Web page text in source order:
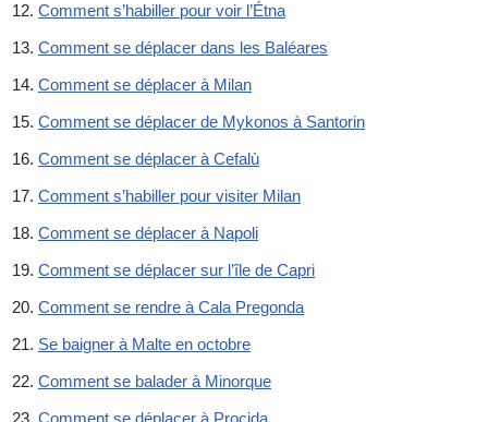
Comment s’habiller pour voir l’Étna
Comment se déplacer dans les Baléares
Comment se déplacer à Milan
Comment se déplacer de Mykonos à Santorin
Comment se déplacer à Cefalù
Comment s’habiller pour visiter Milan
Comment se déplacer à Napoli
Comment se déplacer sur l’île de Capri
Comment se rendre à Cala Pregonda
Se baigner à Malte en octobre
Comment se balader à Minorque